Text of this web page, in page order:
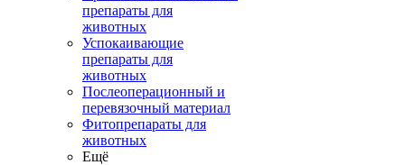
препараты для
животных
Успокаивающие
препараты для
животных
Послеоперационный и
перевязочный материал
Фитопрепараты для
животных
Ещё